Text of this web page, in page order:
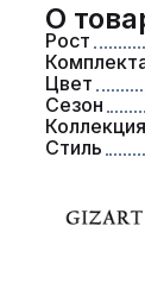
О
Рост
Цвет
Сезон
Коллекция
Стиль